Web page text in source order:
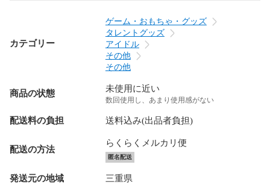
カテゴリー
ゲーム・おもちゃ・グッズ
タレントグッズ
アイドル
その他
その他
商品の状態 未使用に近い
数回使用し、あまり使用感がない
配送料の負担 送料込み(出品者負担)
配送の方法
らくらくメルカリ便
匿名配送
発送元の地域 三重県